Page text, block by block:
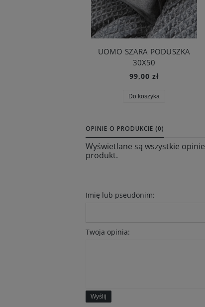
UOMO SZARA PODUSZKA
30X50
99,00 zł
Do koszyka
OPINIE O PRODUKCIE (0)
Wyświetlane są wszystkie
produkt.
Imię lub pseudonim:
Twoja opinia:
Wyślij